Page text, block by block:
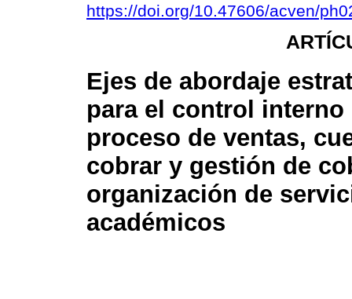
https://doi.org/10.47606/acven/
Ejes de abordaje
para el control interno
proceso de ventas,
cobrar y gestión de
organización de
académicos